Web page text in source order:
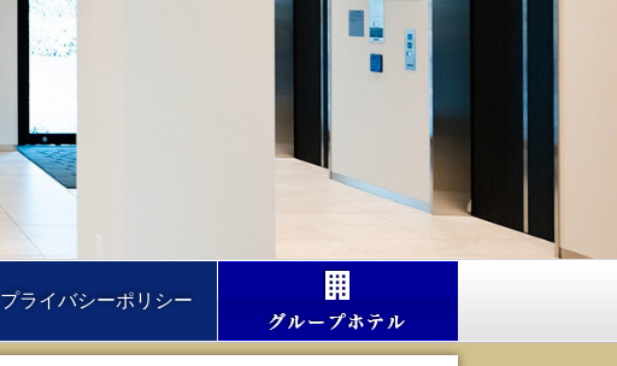
プライバシーポリシー